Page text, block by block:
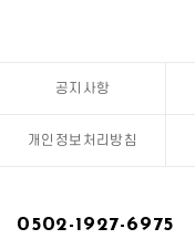
공지사항
개인정보처리방침
0502-1927-6975